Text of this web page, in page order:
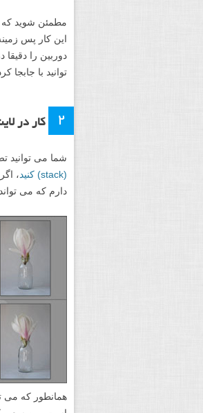
مطمئن شوید که
این کار پس
دوربین را
توانید با
۲ کار در
شما می توانید
(stack) کنید
،
دارم که می
همانطور که می